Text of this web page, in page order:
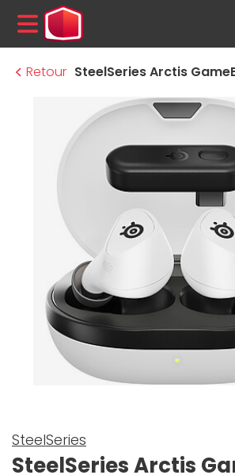
MENU
Retour
SteelSeries
SteelSeries Arctis